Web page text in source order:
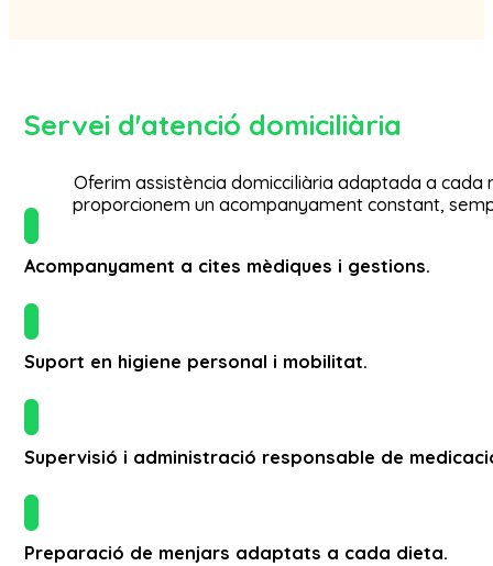
Servei d'atenció domiciliària
Oferim assistència domicciliària adaptada a
proporcionem un acompanyament constant,
Acompanyament a cites mèdiques i gestions.
Suport en higiene personal i mobilitat.
Supervisió i administració responsable de
Preparació de menjars adaptats a cada dieta.